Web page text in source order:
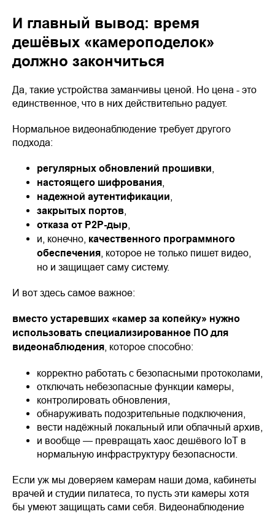
И главный вывод: время
дешёвых «камероподелок»
должно закончиться
Да, такие устройства заманчивы ценой. Но цена - это
единственное, что в них действительно радует.
Нормальное видеонаблюдение требует другого
подхода:
регулярных обновлений прошивки
настоящего шифрования
надежной аутентификации
закрытых портов
отказа от P2P-дыр
и, конечно, качественного программного
обеспечения , которое не только пишет видео,
но и защищает саму систему.
И вот здесь самое важное:
вместо устаревших «камер за копейку» нужно
использовать специализированное ПО для
видеонаблюдения , которое способно:
корректно работать с безопасными протоколами,
отключать небезопасные функции камеры,
контролировать обновления,
обнаруживать подозрительные подключения,
вести надёжный локальный или облачный архив,
и вообще — превращать хаос дешёвого IoT в
нормальную инфраструктуру безопасности.
Если уж мы доверяем камерам наши дома, кабинеты
врачей и студии пилатеса, то пусть эти камеры хотя
бы умеют защищать сами себя. Видеонаблюдение